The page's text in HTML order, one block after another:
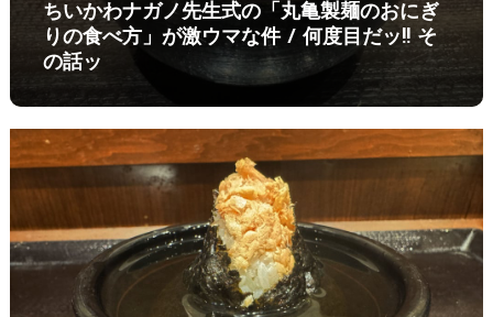
ちいかわナガノ先生式の「丸亀製麺のおにぎ
りの食べ方」が激ウマな件 / 何度目だッ!! そ
の話ッ